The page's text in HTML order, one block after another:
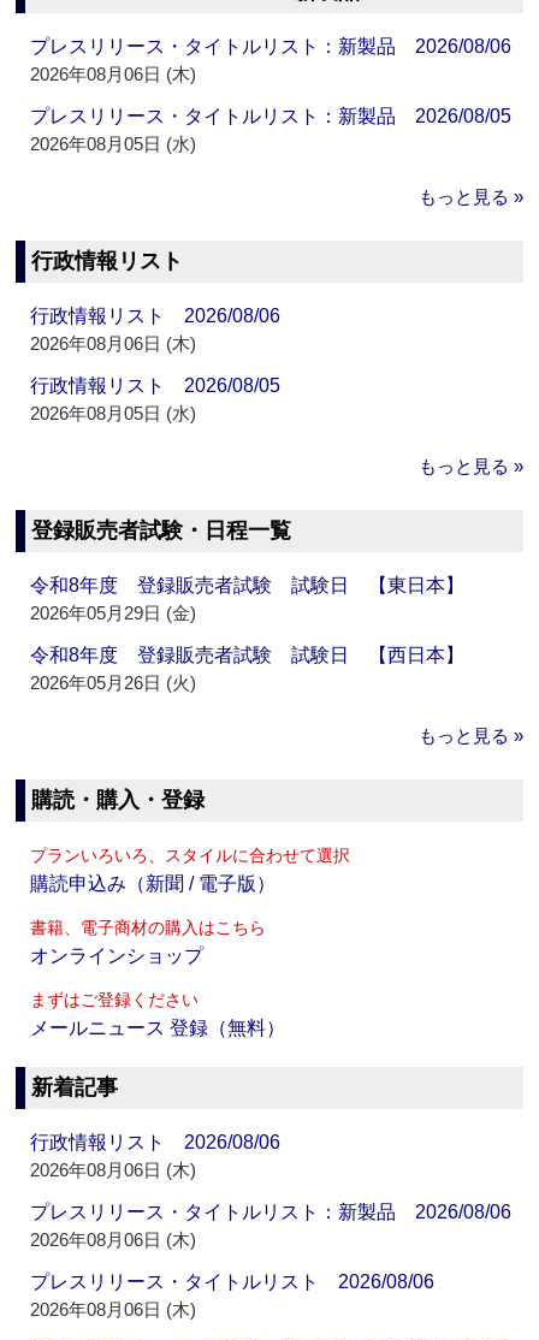
プレスリリース・タイトルリスト：新製品 2026/08/06
2026年08月06日 (木)
プレスリリース・タイトルリスト：新製品 2026/08/05
2026年08月05日 (水)
もっと見る »
行政情報リスト
行政情報リスト 2026/08/06
2026年08月06日 (木)
行政情報リスト 2026/08/05
2026年08月05日 (水)
もっと見る »
登録販売者試験・日程一覧
令和8年度 登録販売者試験 試験日 【東日本】
2026年05月29日 (金)
令和8年度 登録販売者試験 試験日 【西日本】
2026年05月26日 (火)
もっと見る »
購読・購入・登録
プランいろいろ、スタイルに合わせて選択
購読申込み（新聞 / 電子版）
書籍、電子商材の購入はこちら
オンラインショップ
まずはご登録ください
メールニュース 登録（無料）
新着記事
行政情報リスト 2026/08/06
2026年08月06日 (木)
プレスリリース・タイトルリスト：新製品 2026/08/06
2026年08月06日 (木)
プレスリリース・タイトルリスト 2026/08/06
2026年08月06日 (木)